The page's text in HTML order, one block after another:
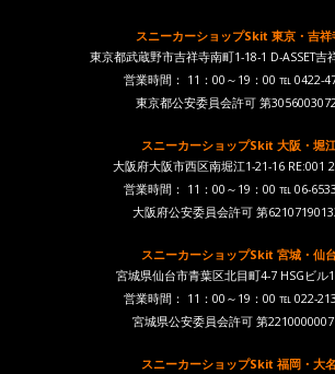
スニーカーショップSkit 東京・吉祥
東京都武蔵野市吉祥寺南町1-18-1 D-ASSET吉
営業時間： 11：00～19：00 ℡ 0422-
東京都公安委員会許可 第
スニーカーショップSkit 大阪・堀
大阪府大阪市西区南堀江1-21-16 RE:001
営業時間： 11：00～19：00 ℡ 06-
大阪府公安委員会許可 第
スニーカーショップSkit 宮城・仙
宮城県仙台市青葉区北目町4-7 HSGビル
営業時間： 11：00～19：00 ℡ 022-
宮城県公安委員会許可 第
スニーカーショップSkit 福岡・大